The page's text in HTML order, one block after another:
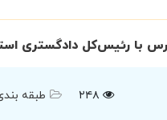
با رئیس‌کل دادگستری
۲۴۸ طبقه